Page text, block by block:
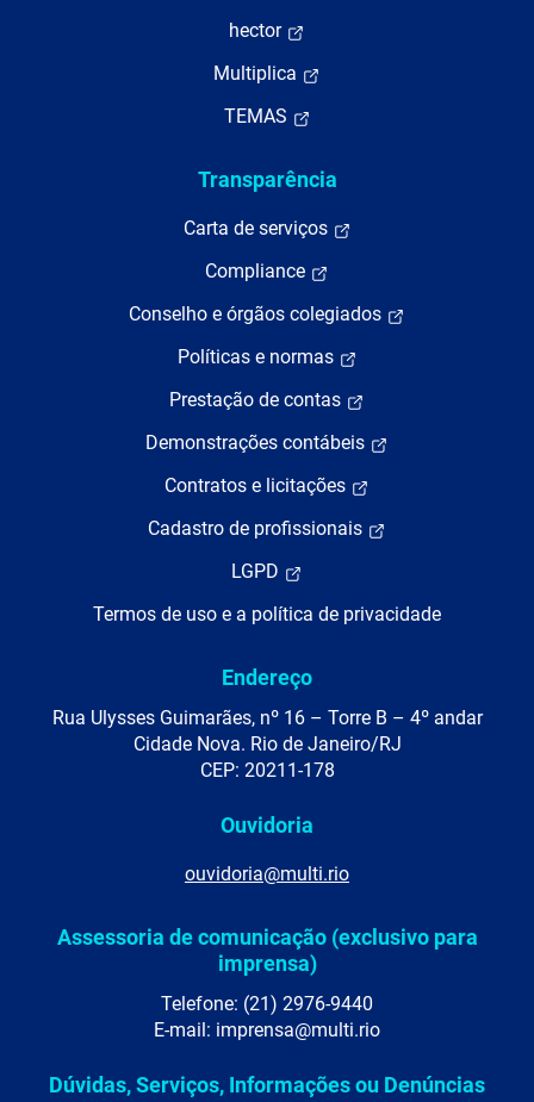
hector
Multiplica
TEMAS
Transparência
Carta de serviços
Compliance
Conselho e órgãos colegiados
Políticas e normas
Prestação de contas
Demonstrações contábeis
Contratos e licitações
Cadastro de profissionais
LGPD
Termos de uso e a política de privacidade
Endereço
Rua Ulysses Guimarães, nº 16 – Torre B – 4º andar
Cidade Nova. Rio de Janeiro/RJ
CEP: 20211-178
Ouvidoria
ouvidoria@multi.rio
Assessoria de comunicação (exclusivo para
imprensa)
Telefone: (21) 2976-9440
E-mail: imprensa@multi.rio
Dúvidas, Serviços, Informações ou Denúncias